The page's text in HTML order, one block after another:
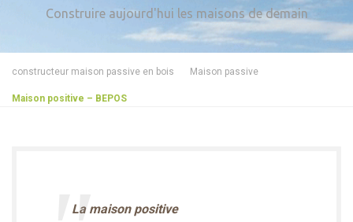
Construire aujourd'hui les maisons de demain
constructeur maison passive en bois Maison passive
Maison positive – BEPOS
La maison positive